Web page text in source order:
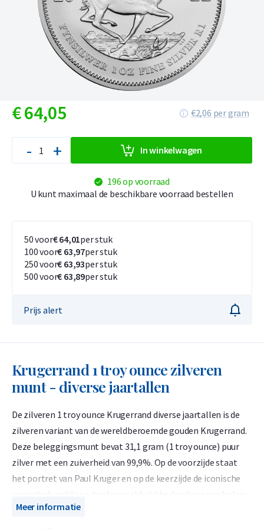
€64,05 €2,06 per gram
- + In winkelwagen
196 op voorraad
U kunt maximaal de beschikbare voorraad bestellen
50 voor€ 64,01per stuk
100 voor€ 63,97per stuk
250 voor€ 63,93per stuk
500 voor€ 63,89per stuk
Prijs alert
Krugerrand 1 troy ounce zilveren
munt - diverse jaartallen
De zilveren 1 troy ounce Krugerrand diverse jaartallen is de
zilveren variant van de wereldberoemde gouden Krugerrand.
Deze beleggingsmunt bevat 31,1 gram (1 troy ounce) puur
zilver met een zuiverheid van 99,9%. Op de voorzijde staat
het portret van Paul Kruger en op de keerzijde de iconische
springbok-antilope, beide wereldwijd herkenbare symbolen.
Meer informatie